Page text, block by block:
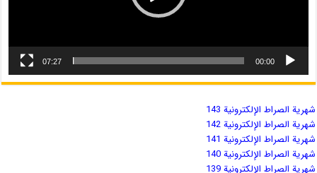
00:00
07:27
شهریة الصراط الإلكترونية 143
شهریة الصراط الإلكترونية 142
شهریة الصراط الإلكترونية 141
شهریة الصراط الإلكترونية 140
شهریة الصراط الإلكترونية 139